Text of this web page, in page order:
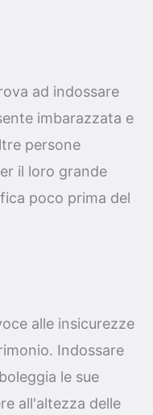
ad indossare
imbarazzata e
persone
il loro grande
poco prima del
alle insicurezze
Indossare
le sue
all'altezza delle